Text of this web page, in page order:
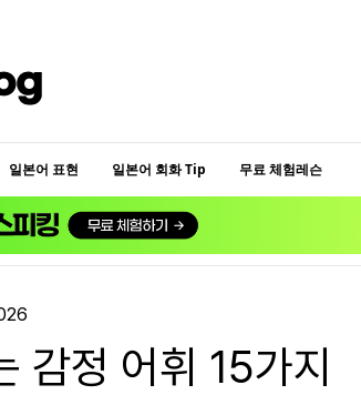
일본어 표현 일본어 회화 Tip 무료 체험레슨
감정 어휘 15가지